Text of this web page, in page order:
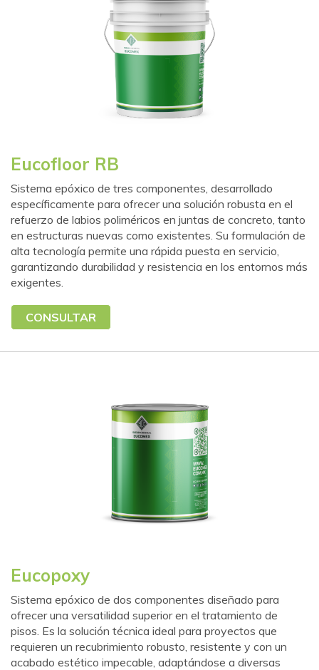
Eucofloor RB
Sistema epóxico de tres componentes, desarrollado
específicamente para ofrecer una solución robusta en el
refuerzo de labios poliméricos en juntas de concreto, tanto
en estructuras nuevas como existentes. Su formulación de
alta tecnología permite una rápida puesta en servicio,
garantizando durabilidad y resistencia en los entornos más
exigentes.
CONSULTAR
Eucopoxy
Sistema epóxico de dos componentes diseñado para
ofrecer una versatilidad superior en el tratamiento de
pisos. Es la solución técnica ideal para proyectos que
requieren un recubrimiento robusto, resistente y con un
acabado estético impecable, adaptándose a diversas